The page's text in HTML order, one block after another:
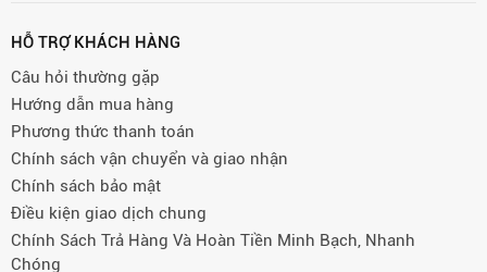
HỖ TRỢ KHÁCH HÀNG
Câu hỏi thường gặp
Hướng dẫn mua hàng
Phương thức thanh toán
Chính sách vận chuyển và giao nhận
Chính sách bảo mật
Điều kiện giao dịch chung
Chính Sách Trả Hàng Và Hoàn Tiền Minh Bạch, Nhanh
Chóng